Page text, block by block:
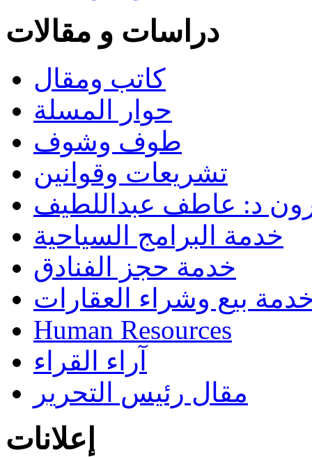
دراسات و مقالات
كاتب ومقال
حوار المسلة
طوف وشوف
تشريعات وقوانين
د: عاطف عبداللطيف
خدمة البرامج السياحية
خدمة حجز الفنادق
بيع وشراء العقارات
Human Resources
آراء القراء
مقال رئيس التحرير
إعلانات